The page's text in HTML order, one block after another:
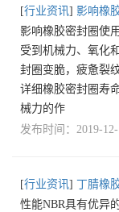
[行业资讯] 影响橡
影响橡胶密封圈使
受到机械力、氧化
封圈变脆，疲惫裂
详细橡胶密封圈寿
械力的作
发布时间：2019-
[行业资讯] 丁腈橡
性能NBR具有优异